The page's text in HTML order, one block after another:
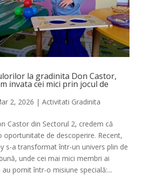
la gradinita Don Castor,
invata cei mici prin jocul de
2, 2026 | Activitati Gradinita
Castor din Sectorul 2, credem că
oportunitate de descoperire. Recent,
s-a transformat într-un univers plin de
unde cei mai mici membri ai
pornit într-o misiune specială:...